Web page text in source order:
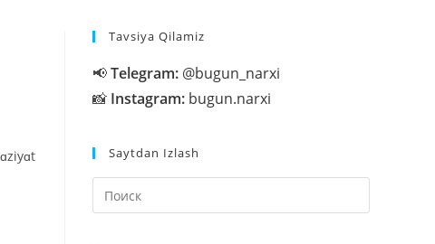
Tavsiya Qilamiz
📢Telegram: @bugun_narxi
📸 Instagram: bugun.narxi
Saytdan Izlash
клавишу